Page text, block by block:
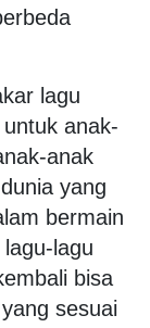
lagu
anak-
anak
yang
bermain
lagu
bisa
sesuai